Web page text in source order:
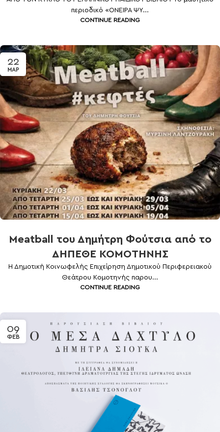
περιοδικό «ΟΝΕΙΡΑ ΨΥ...
CONTINUE READING
22
ΜΑΡ
Meatball του Δημήτρη Φούτσια από το
ΔΗΠΕΘΕ ΚΟΜΟΤΗΝΗΣ
Η Δημοτική Κοινωφελής Επιχείρηση Δημοτικού Περιφερειακού
Θεάτρου Κομοτηνής παρου...
CONTINUE READING
09
ΦΕΒ